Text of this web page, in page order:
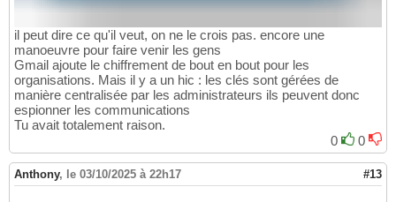
il peut dire ce qu'il veut, on ne le crois pas. encore une
manoeuvre pour faire venir les gens
Gmail ajoute le chiffrement de bout en bout pour les
organisations. Mais il y a un hic : les clés sont gérées de
manière centralisée par les administrateurs ils peuvent donc
espionner les communications
Tu avait totalement raison.
0
0
Anthony, le 03/10/2025 à 22h17 #13